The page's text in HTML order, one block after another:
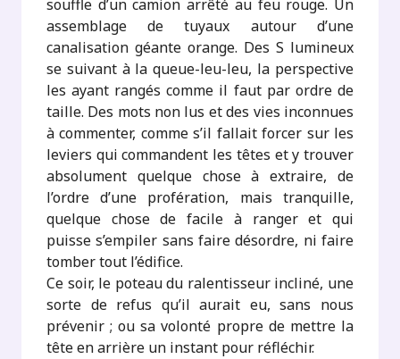
souffle d’un camion arrêté au feu rouge. Un
assemblage de tuyaux autour d’une
canalisation géante orange. Des S lumineux
se suivant à la queue-leu-leu, la perspective
les ayant rangés comme il faut par ordre de
taille. Des mots non lus et des vies inconnues
à commenter, comme s’il fallait forcer sur les
leviers qui commandent les têtes et y trouver
absolument quelque chose à extraire, de
l’ordre d’une profération, mais tranquille,
quelque chose de facile à ranger et qui
puisse s’empiler sans faire désordre, ni faire
tomber tout l’édifice.
Ce soir, le poteau du ralentisseur incliné, une
sorte de refus qu’il aurait eu, sans nous
prévenir ; ou sa volonté propre de mettre la
tête en arrière un instant pour réfléchir.